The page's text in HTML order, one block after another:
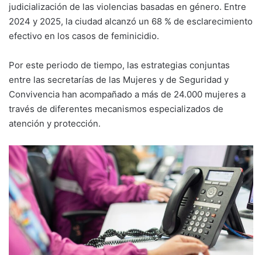
judicialización de las violencias basadas en género. Entre
2024 y 2025, la ciudad alcanzó un 68 % de esclarecimiento
efectivo en los casos de feminicidio.
Por este periodo de tiempo, las estrategias conjuntas
entre las secretarías de las Mujeres y de Seguridad y
Convivencia han acompañado a más de 24.000 mujeres a
través de diferentes mecanismos especializados de
atención y protección.